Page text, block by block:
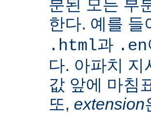
분된 모든 부
한다. 예를 들
.html과 .en
다. 아파치 지
값 앞에 마침
또, extension